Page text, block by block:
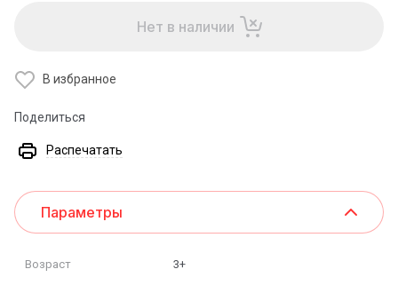
Нет в наличии
В избранное
Поделиться
Распечатать
Параметры
Возраст 3+